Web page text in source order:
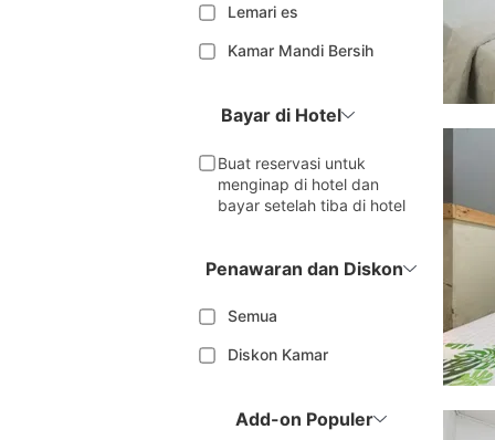
Lemari es
Kamar Mandi Bersih
Bayar di Hotel
Buat reservasi untuk
menginap di hotel dan
bayar setelah tiba di hotel
Penawaran dan Diskon
Semua
Diskon Kamar
Add-on Populer